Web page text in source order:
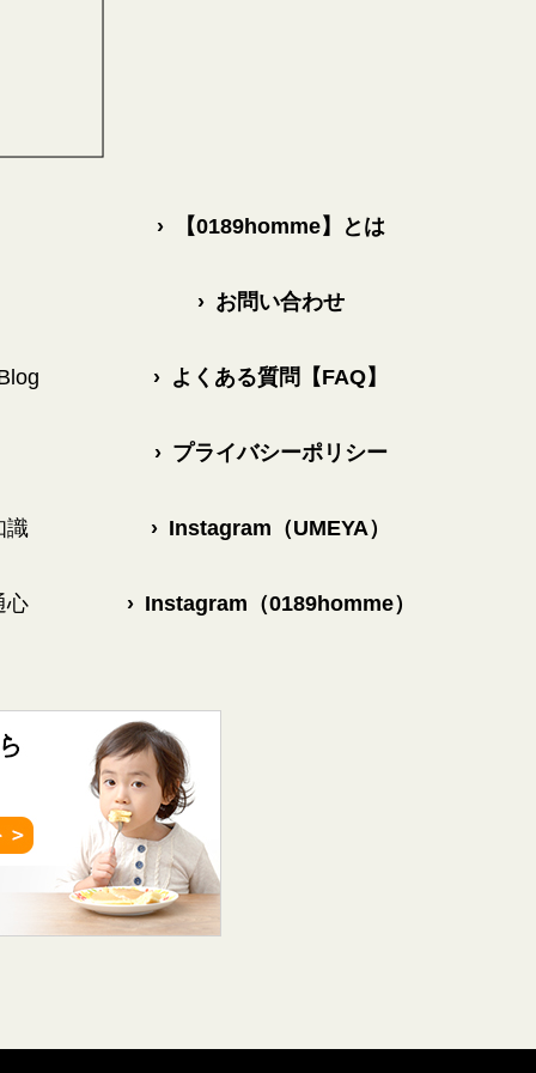
識
心
›【0189homme】とは
›お問い合わせ
› よくある質問【FAQ】
›プライバシーポリシー
› Instagram（UMEYA）
›Instagram（0189homme）